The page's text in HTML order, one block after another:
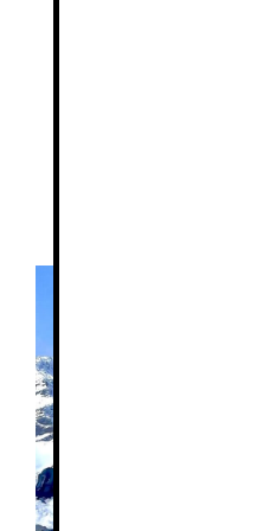
esfuerzos
abrigo,